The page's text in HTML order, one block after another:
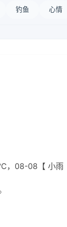
钓鱼 心情
，08-08【 小雨